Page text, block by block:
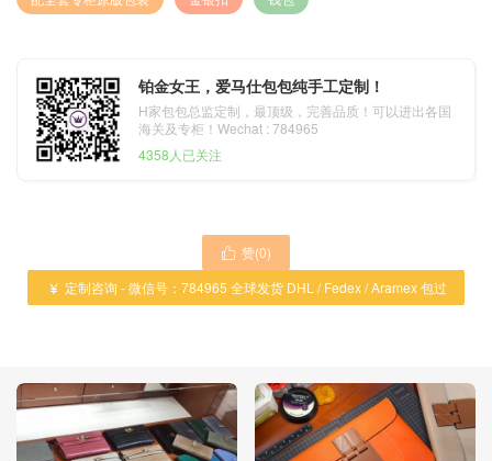
铂金女王，爱马仕包包纯手工定制！
H家包包总监定制，最顶级，完善品质！可以进出各国
海关及专柜！Wechat : 784965
4358人已关注
 赞(0)
 定制咨询 - 微信号：784965 全球发货 DHL / Fedex / Aramex 包过